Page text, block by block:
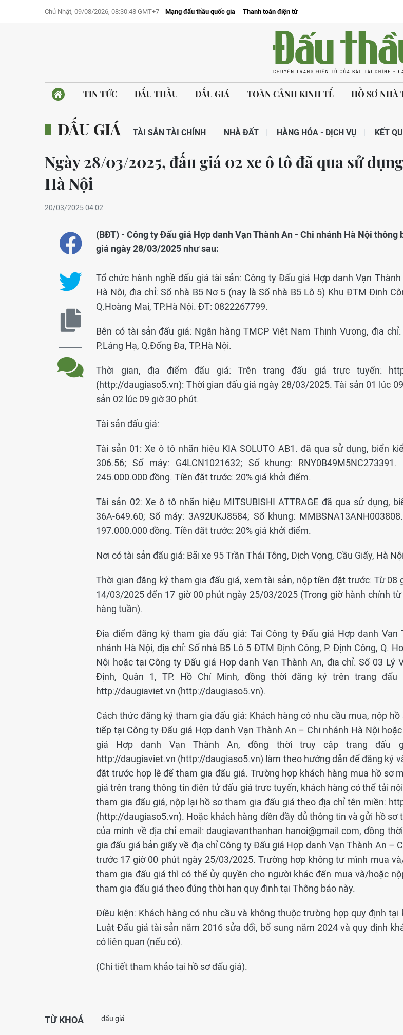
Chủ Nhật, 09/08/2026, 08:30:48 GMT+7 Mạng đấu thầu quốc gia Thanh toán điện tử
TIN TỨC ĐẤU THẦU ĐẤU GIÁ TOÀN CẢNH KINH TẾ HỒ SƠ NHÀ
ĐẤU GIÁ TÀI SẢN TÀI CHÍNH NHÀ ĐẤT HÀNG HÓA - DỊCH VỤ KẾT
Ngày 28/03/2025, đấu giá 02 xe ô tô đã qua sử
Hà Nội
20/03/2025 04:02
(BĐT) - Công ty Đấu giá Hợp danh Vạn Thành An - Chi nhánh Hà Nội thông
giá ngày 28/03/2025 như sau:
Tổ chức hành nghề đấu giá tài sản: Công ty Đấu giá Hợp danh Vạn
Hà Nội, địa chỉ: Số nhà B5 Nơ 5 (nay là Số nhà B5 Lô 5) Khu ĐTM Định
Q.Hoàng Mai, TP.Hà Nội. ĐT: 0822267799.
Bên có tài sản đấu giá: Ngân hàng TMCP Việt Nam Thịnh Vượng, địa
P.Láng Hạ, Q.Đống Đa, TP.Hà Nội.
Thời gian, địa điểm đấu giá: Trên trang đấu giá trực tuyến:
(http://daugiaso5.vn): Thời gian đấu giá ngày 28/03/2025. Tài sản 01 lúc
sản 02 lúc 09 giờ 30 phút.
Tài sản đấu giá:
Tài sản 01: Xe ô tô nhãn hiệu KIA SOLUTO AB1. đã qua sử dụng, biển
306.56; Số máy: G4LCN1021632; Số khung:
245.000.000 đồng. Tiền đặt trước: 20% giá khởi điểm.
Tài sản 02: Xe ô tô nhãn hiệu MITSUBISHI ATTRAGE đã qua sử dụng,
36A-649.60; Số máy: 3A92UKJ8584; Số khung:
197.000.000 đồng. Tiền đặt trước: 20% giá khởi điểm.
Nơi có tài sản đấu giá: Bãi xe 95 Trần Thái Tông, Dịch Vọng, Cầu Giấy, Hà
Thời gian đăng ký tham gia đấu giá, xem tài sản, nộp tiền đặt trước: Từ 08
14/03/2025 đến 17 giờ 00 phút ngày 25/03/2025 (Trong giờ hành chính
hàng tuần).
Địa điểm đăng ký tham gia đấu giá: Tại Công ty Đấu giá Hợp danh Vạn
nhánh Hà Nội, địa chỉ: Số nhà B5 Lô 5 ĐTM Định Công, P. Định Công, Q.
Nội hoặc tại Công ty Đấu giá Hợp danh Vạn Thành An, địa chỉ: Số 03 Lý
Định, Quận 1, TP. Hồ Chí Minh, đồng thời đăng ký trên trang đấu
http://daugiaviet.vn (http://daugiaso5.vn).
Cách thức đăng ký tham gia đấu giá: Khách hàng có nhu cầu mua, nộp
tiếp tại Công ty Đấu giá Hợp danh Vạn Thành An – Chi nhánh Hà Nội
giá Hợp danh Vạn Thành An, đồng thời truy cập trang đấu
http://daugiaviet.vn (http://daugiaso5.vn) làm theo hướng dẫn để đăng ký
đặt trước hợp lệ để tham gia đấu giá. Trường hợp khách hàng mua hồ sơ
giá trên trang thông tin điện tử đấu giá trực tuyến, khách hàng có thể tải
tham gia đấu giá, nộp lại hồ sơ tham gia đấu giá theo địa chỉ tên miền:
(http://daugiaso5.vn). Hoặc khách hàng điền đầy đủ thông tin và gửi hồ sơ
của mình về địa chỉ email: daugiavanthanhan.hanoi@gmail.com, đồng
gia đấu giá bản giấy về địa chỉ Công ty Đấu giá Hợp danh Vạn Thành An –
trước 17 giờ 00 phút ngày 25/03/2025. Trường hợp không tự mình mua
tham gia đấu giá thì có thể ủy quyền cho người khác đến mua và/hoặc
tham gia đấu giá theo đúng thời hạn quy định tại Thông báo này.
Điều kiện: Khách hàng có nhu cầu và không thuộc trường hợp quy định tại
Luật Đấu giá tài sản năm 2016 sửa đổi, bổ sung năm 2024 và quy định
có liên quan (nếu có).
(Chi tiết tham khảo tại hồ sơ đấu giá).
TỪ KHOÁ đấu giá